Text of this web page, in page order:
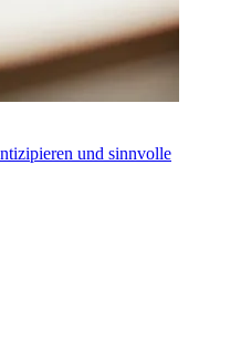
und sinnvolle